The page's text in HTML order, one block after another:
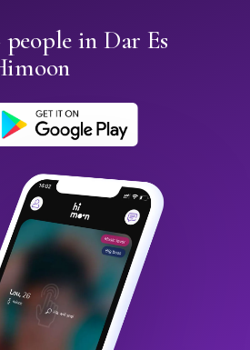
in Dar Es